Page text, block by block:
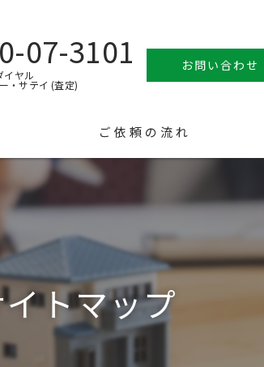
07-3101
イヤル
・サテイ (査定)
お問い合わせ
ご依頼の流れ
トマップ